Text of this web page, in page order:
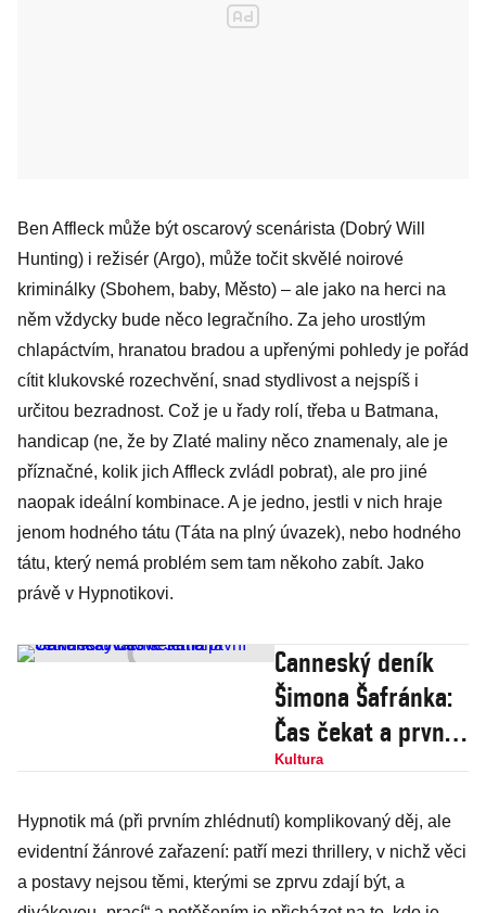
Ben Affleck může být oscarový scenárista (Dobrý Will
Hunting) i režisér (Argo), může točit skvělé noirové
kriminálky (Sbohem, baby, Město) – ale jako na herci na
něm vždycky bude něco legračního. Za jeho urostlým
chlapáctvím, hranatou bradou a upřenými pohledy je pořád
cítit klukovské rozechvění, snad stydlivost a nejspíš i
určitou bezradnost. Což je u řady rolí, třeba u Batmana,
handicap (ne, že by Zlaté maliny něco znamenaly, ale je
příznačné, kolik jich Affleck zvládl pobrat), ale pro jiné
naopak ideální kombinace. A je jedno, jestli v nich hraje
jenom hodného tátu (Táta na plný úvazek), nebo hodného
tátu, který nemá problém sem tam někoho zabít. Jako
právě v Hypnotikovi.
Canneský deník
Šimona Šafránka:
Čas čekat a první
velké festivalové
Kultura
Hypnotik má (při prvním zhlédnutí) komplikovaný děj, ale
evidentní žánrové zařazení: patří mezi thrillery, v nichž věci
a postavy nejsou těmi, kterými se zprvu zdají být, a